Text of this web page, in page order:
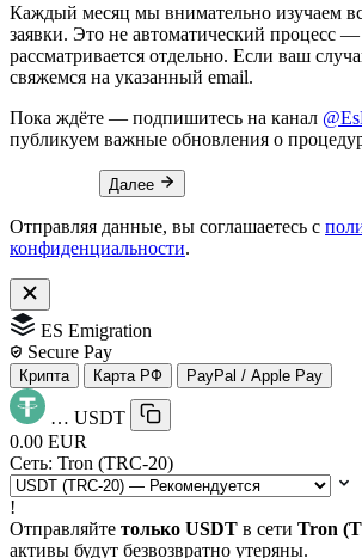
Каждый месяц мы внимательно изучаем
заявки. Это не автоматический процесс
рассматривается отдельно. Если ваш
свяжемся на указанный email.
Пока ждёте — подпишитесь на канал
публикуем важные обновления о
Далее
Отправляя данные, вы соглашаетесь с
конфиденциальности.
ES Emigration
Secure Pay
Крипта Карта РФ PayPal / Apple Pay
… USDT
0.00 EUR
Сеть: Tron (TRC-20)
!
Отправляйте только USDT в сети Tron
активы будут безвозвратно утеряны.